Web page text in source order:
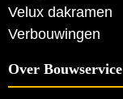
Velux dakramen
Verbouwingen
Over Bouwservice